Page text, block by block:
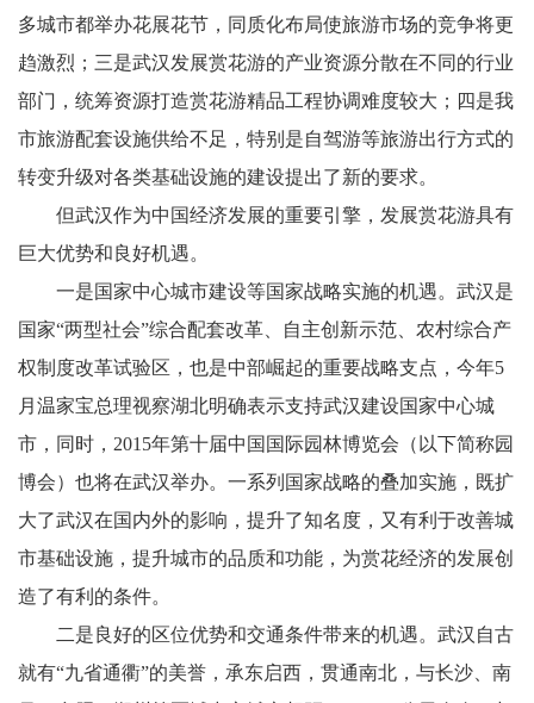
多城市都举办花展花节，同质化布局使旅游市场的竞争将更
趋激烈；三是武汉发展赏花游的产业资源分散在不同的行业
部门，统筹资源打造赏花游精品工程协调难度较大；四是我
市旅游配套设施供给不足，特别是自驾游等旅游出行方式的
转变升级对各类基础设施的建设提出了新的要求。
但武汉作为中国经济发展的重要引擎，发展赏花游具有
巨大优势和良好机遇。
一是国家中心城市建设等国家战略实施的机遇。武汉是
国家“两型社会”综合配套改革、自主创新示范、农村综合产
权制度改革试验区，也是中部崛起的重要战略支点，今年5
月温家宝总理视察湖北明确表示支持武汉建设国家中心城
市，同时，2015年第十届中国国际园林博览会（以下简称园
博会）也将在武汉举办。一系列国家战略的叠加实施，既扩
大了武汉在国内外的影响，提升了知名度，又有利于改善城
市基础设施，提升城市的品质和功能，为赏花经济的发展创
造了有利的条件。
二是良好的区位优势和交通条件带来的机遇。武汉自古
就有“九省通衢”的美誉，承东启西，贯通南北，与长沙、南